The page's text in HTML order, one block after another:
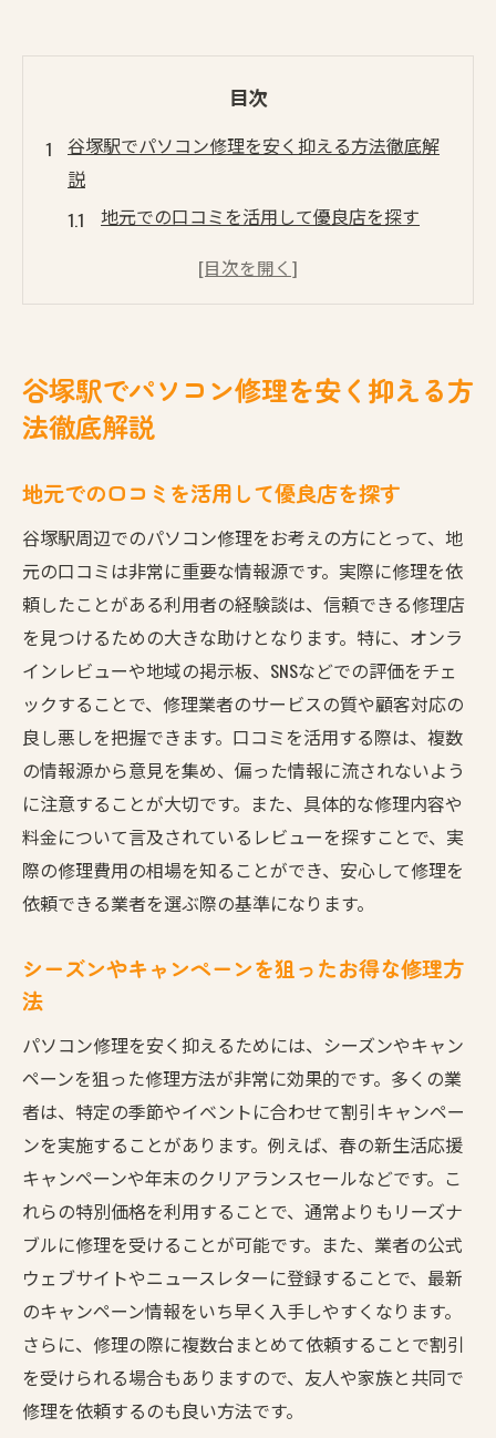
目次
谷塚駅でパソコン修理を安く抑える方法徹底解
説
地元での口コミを活用して優良店を探す
シーズンやキャンペーンを狙ったお得な修
自分でできる簡単なトラブルシューティン
グ
中古部品の利用でさらなるコスト削減
信頼できるパソコン修理店の選び方とポイント
修理店の実績と評判を確認する方法
利用者のレビューを活用した賢い選び方
信頼性を見極めるカスタマーサポートの質
保証制度の有無とその重要性
技術者の資格と経験の確認
修理後のフォローアップ体制の充実
出張修理の利便性を活かしたパソコン修理の新
常識
出張修理のメリットとデメリット
出張修理を依頼する際の注意点
オンラインサポートとの併用による効率化
費用を抑えつつ高品質を実現するパソコン修理
の秘訣
質の高い修理業者の見極め方
適正価格での高品質な修理サービスの探し
方
修理の優先順位を決めるためのポイント
部品の互換性と品質のバランスを考える
修理後のアフターケアの重要性
保証内容のチェックで安心を確保
谷塚駅でパソコン修理を安く抑える方
法徹底解説
地元での口コミを活用して優良店を探す
谷塚駅周辺でのパソコン修理をお考えの方にとって、地
元の口コミは非常に重要な情報源です。実際に修理を依
頼したことがある利用者の経験談は、信頼できる修理店
を見つけるための大きな助けとなります。特に、オンラ
インレビューや地域の掲示板、SNSなどでの評価をチェ
ックすることで、修理業者のサービスの質や顧客対応の
良し悪しを把握できます。口コミを活用する際は、複数
の情報源から意見を集め、偏った情報に流されないよう
に注意することが大切です。また、具体的な修理内容や
料金について言及されているレビューを探すことで、実
際の修理費用の相場を知ることができ、安心して修理を
依頼できる業者を選ぶ際の基準になります。
シーズンやキャンペーンを狙ったお得な修理方
法
パソコン修理を安く抑えるためには、シーズンやキャン
ペーンを狙った修理方法が非常に効果的です。多くの業
者は、特定の季節やイベントに合わせて割引キャンペー
ンを実施することがあります。例えば、春の新生活応援
キャンペーンや年末のクリアランスセールなどです。こ
れらの特別価格を利用することで、通常よりもリーズナ
ブルに修理を受けることが可能です。また、業者の公式
ウェブサイトやニュースレターに登録することで、最新
のキャンペーン情報をいち早く入手しやすくなります。
さらに、修理の際に複数台まとめて依頼することで割引
を受けられる場合もありますので、友人や家族と共同で
修理を依頼するのも良い方法です。